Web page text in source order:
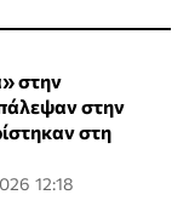
στην
στην
στη
12:18